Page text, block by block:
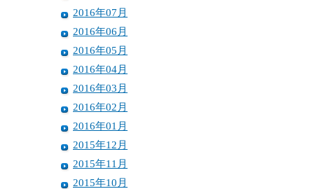
2016年07月
2016年06月
2016年05月
2016年04月
2016年03月
2016年02月
2016年01月
2015年12月
2015年11月
2015年10月